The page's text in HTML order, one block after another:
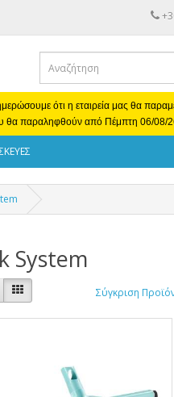
ότι η εταιρεία μας θα
θα παραληφθούν από Πέμπτη 06/08/
System
Σύγκριση